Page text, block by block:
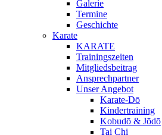
Galerie
Termine
Geschichte
Karate
KARATE
Trainingszeiten
Mitgliedsbeitrag
Ansprechpartner
Unser Angebot
Karate-Dō
Kindertraining
Kobudō & Jōdō
Tai Chi